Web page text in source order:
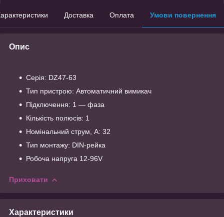
Доставка Оплата Умови повернення
Опис
Серія: DZ47-63
Тип пристрою: Автоматичний вимикач
Підключення: 1 — фаза
Кількість полюсів: 1
Номінальний струм, А: 32
Тип монтажу: DIN-рейка
Робоча напруга 12-96V
Приховати
Характеристики